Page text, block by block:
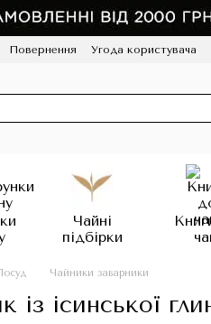
Повернення
Угода користувача
Чайні
підбірки
Чайники заварники
із ісинської